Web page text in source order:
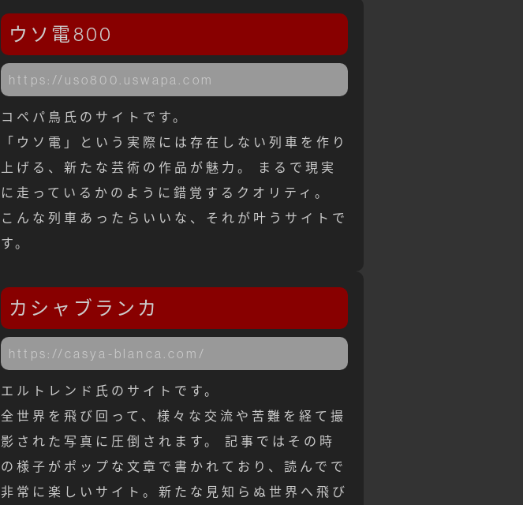
ウソ電800
https://uso800.uswapa.com
コペパ鳥氏のサイトです。
「ウソ電」という実際には存在しない列車を作り
上げる、新たな芸術の作品が魅力。 まるで現実
に走っているかのように錯覚するクオリティ。
こんな列車あったらいいな、それが叶うサイトで
す。
カシャブランカ
https://casya-blanca.com/
エルトレンド氏のサイトです。
全世界を飛び回って、様々な交流や苦難を経て撮
影された写真に圧倒されます。 記事ではその時
の様子がポップな文章で書かれており、読んでで
非常に楽しいサイト。新たな見知らぬ世界へ飛び